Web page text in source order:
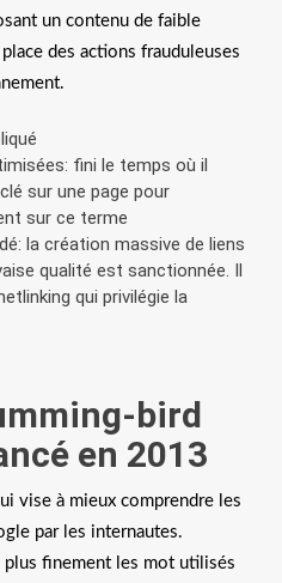
un contenu de faible
des actions frauduleuses
fini le temps où il
sur une page pour
sur ce terme
la création massive de liens
qualité est sanctionnée. Il
qui privilégie la
bird
en 2013
vise à mieux comprendre les
par les internautes.
finement les mot utilisés